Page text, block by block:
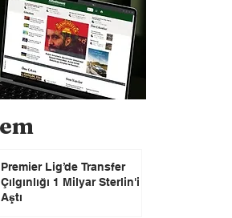
Premier Lig’de Transfer
Çılgınlığı 1 Milyar Sterlin'i
Aştı